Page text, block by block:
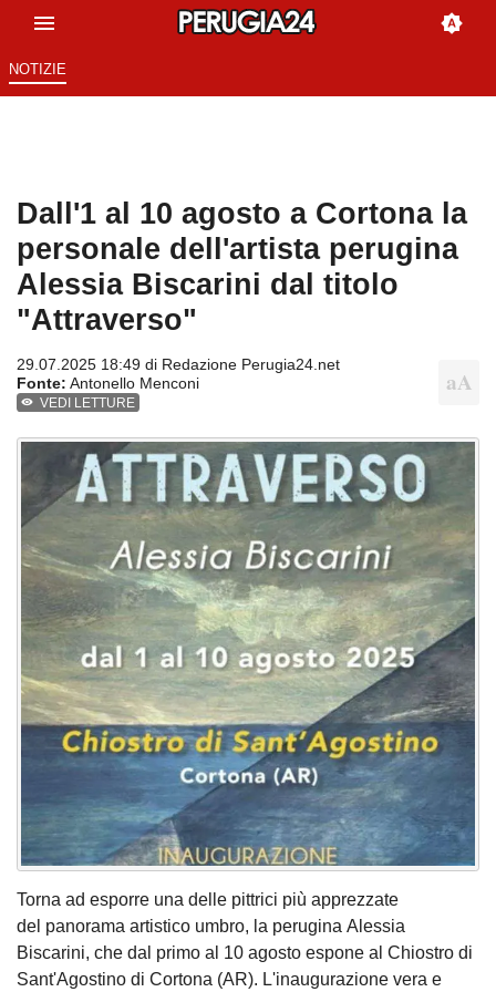
NOTIZIE
Dall'1 al 10 agosto a Cortona la
personale dell'artista perugina
Alessia Biscarini dal titolo
"Attraverso"
29.07.2025 18:49 di Redazione Perugia24.net
Fonte: Antonello Menconi
VEDI LETTURE
Torna ad esporre una delle pittrici più apprezzate
del panorama artistico umbro, la perugina Alessia
Biscarini, che dal primo al 10 agosto espone al Chiostro di
Sant'Agostino di Cortona (AR). L'inaugurazione vera e